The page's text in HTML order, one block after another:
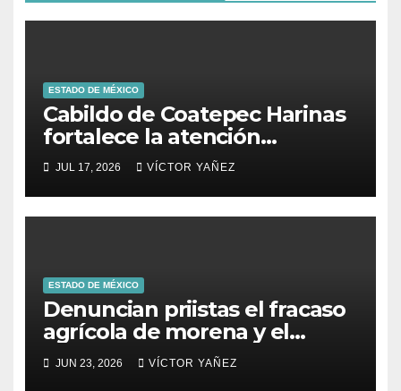
ESTADO DE MÉXICO
Cabildo de Coatepec Harinas
fortalece la atención
ciudadana y la toma de
decisiones
JUL 17, 2026 VÍCTOR YAÑEZ
ESTADO DE MÉXICO
Denuncian priistas el fracaso
agrícola de morena y el
abandono al campo
mexicano
JUN 23, 2026 VÍCTOR YAÑEZ